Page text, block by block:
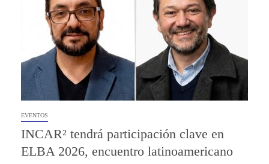
EVENTOS
INCAR² tendrá participación clave en
ELBA 2026, encuentro latinoamericano